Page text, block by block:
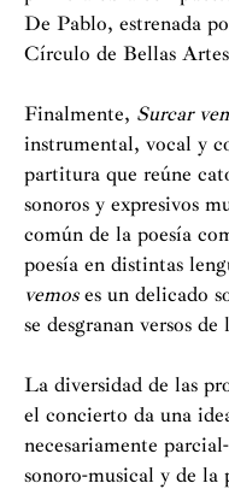
directora del
presidenta de SGAE
De Pablo, estrenada
Círculo de Bellas
Finalmente, Surcar
instrumental, vocal y
partitura que reúne
sonoros y expresivos
común de la poesía
poesía en distintas
vemoses un delicado
se desgranan versos de
La diversidad de las
el concierto da una
necesariamente
sonoro-musical y de la